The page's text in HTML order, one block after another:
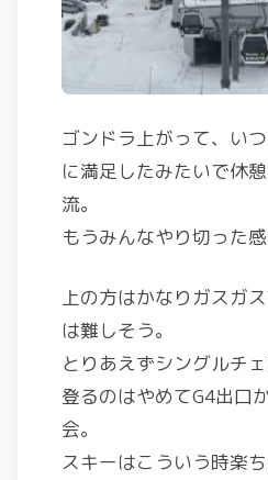
ゴンドラ上がって、い
に満足したみたいで休
流。
もうみんなやり切った
上の方はかなりガスガ
は難しそう。
とりあえずシングルチ
登るのはやめてG4出口
会。
スキーはこういう時楽